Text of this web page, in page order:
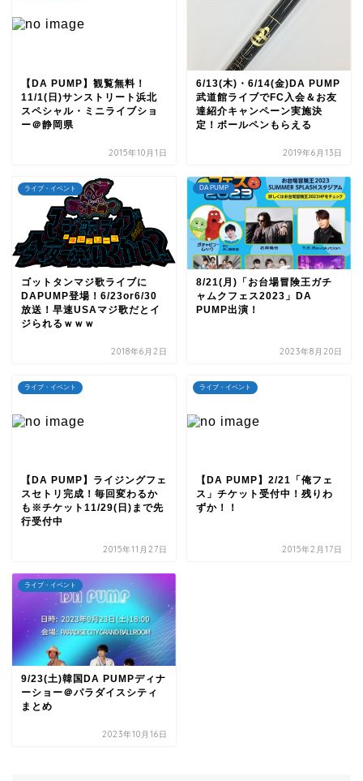
【DA PUMP】観覧無料！
11/1(日)サンストリート浜北
スペシャル・ミニライブショ
ー＠静岡県
2015年10月1日
6/13(木)・6/14(金)DA PUMP
武道館ライブでFC入会＆お友
達紹介キャンペーン実施決
定！ボールペンもらえる
2019年6月13日
ライブ・イベント
ゴットタンマジ歌ライブに
DAPUMP登場！6/23or6/30
放送！早速USAマジ歌だとイ
ジられるｗｗｗ
2018年6月2日
DA PUMP
8/21(月)「お台場冒険王ガチ
ャムクフェス2023」DA
PUMP出演！
2023年8月20日
ライブ・イベント
【DA PUMP】ライジングフェ
スセトリ完成！毎回変わるか
も※チケット11/29(日)まで先
行受付中
2015年11月27日
ライブ・イベント
【DA PUMP】2/21「俺フェ
ス」チケット受付中！残りわ
ずか！！
2015年2月17日
ライブ・イベント
9/23(土)韓国DA PUMPディナ
ーショー＠パラダイスシティ
まとめ
2023年10月16日